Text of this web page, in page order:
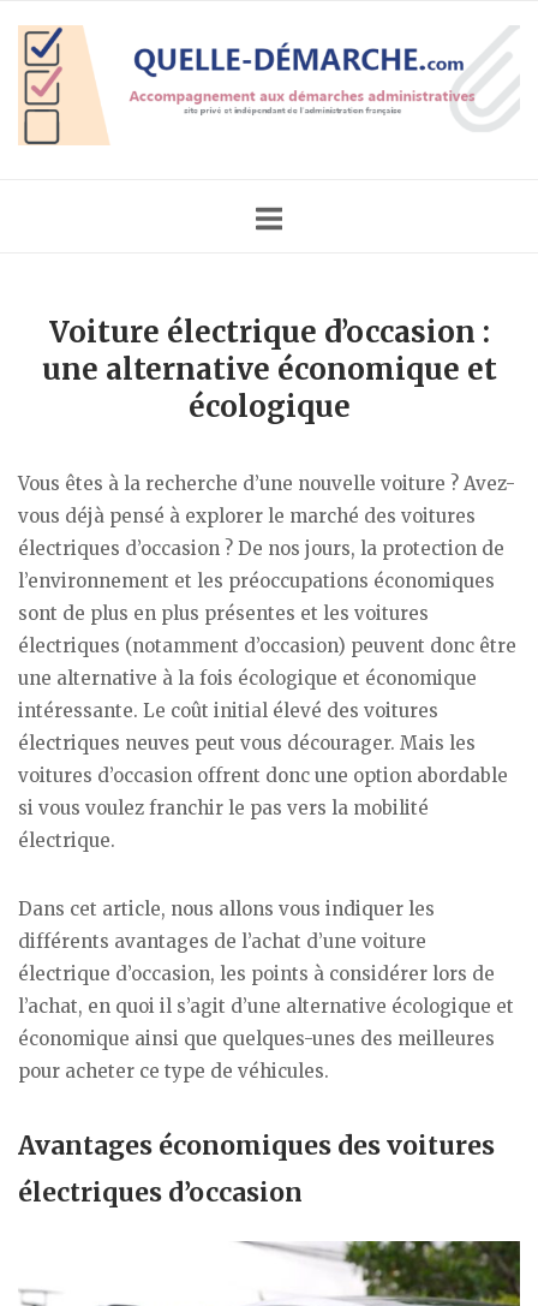
content
Home
Voiture électrique d’occasion :
une alternative économique et
écologique
Vous êtes à la recherche d’une nouvelle voiture ? Avez-
vous déjà pensé à explorer le marché des voitures
électriques d’occasion ? De nos jours, la protection de
l’environnement et les préoccupations économiques
sont de plus en plus présentes et les voitures
électriques (notamment d’occasion) peuvent donc être
une alternative à la fois écologique et économique
intéressante. Le coût initial élevé des voitures
électriques neuves peut vous décourager. Mais les
voitures d’occasion offrent donc une option abordable
si vous voulez franchir le pas vers la mobilité
électrique.
Dans cet article, nous allons vous indiquer les
différents avantages de l’achat d’une voiture
électrique d’occasion, les points à considérer lors de
l’achat, en quoi il s’agit d’une alternative écologique et
économique ainsi que quelques-unes des meilleures
pour acheter ce type de véhicules.
Avantages économiques des voitures
électriques d’occasion